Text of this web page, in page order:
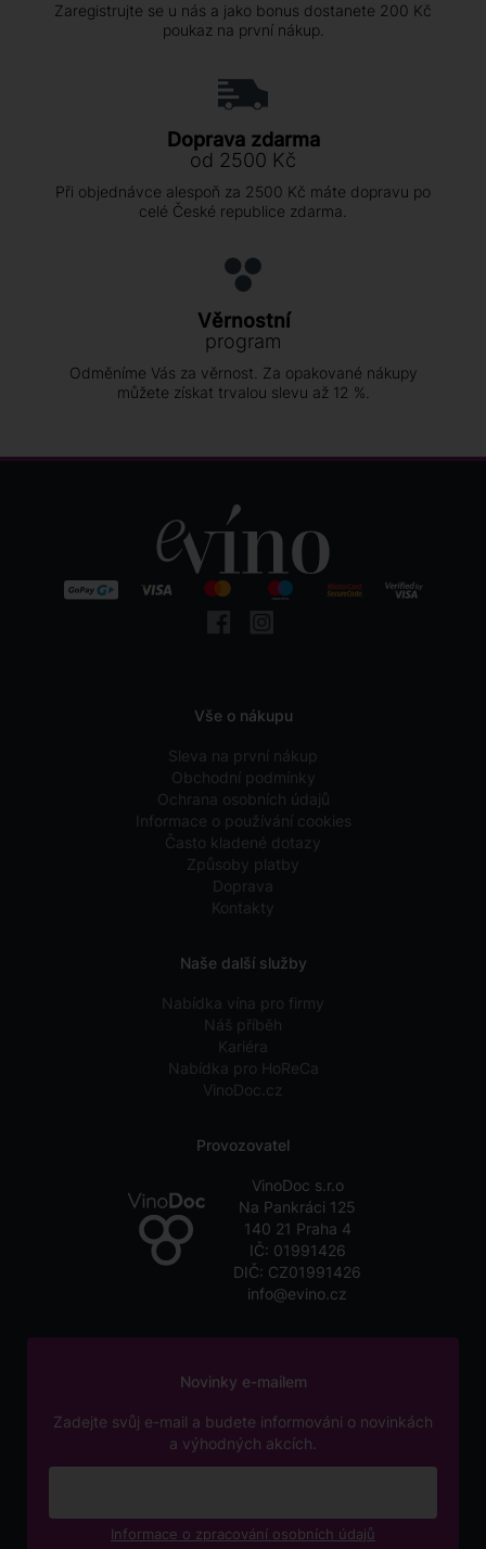
Zaregistrujte se u nás a jako bonus dostanete 200 Kč
poukaz na první nákup.
Doprava zdarma
od 2500 Kč
Při objednávce alespoň za 2500 Kč máte dopravu po
celé České republice zdarma.
Věrnostní
program
Odměníme Vás za věrnost. Za opakované nákupy
můžete získat trvalou slevu až 12 %.
Vše o nákupu
Sleva na první nákup
Obchodní podmínky
Ochrana osobních údajů
Informace o používání cookies
Často kladené dotazy
Způsoby platby
Doprava
Kontakty
Naše další služby
Nabídka vína pro firmy
Náš příběh
Kariéra
Nabídka pro HoReCa
VinoDoc.cz
Provozovatel
VinoDoc s.r.o
Na Pankráci 125
140 21 Praha 4
IČ: 01991426
DIČ: CZ01991426
info@evino.cz
Novinky e-mailem
Zadejte svůj e-mail a budete informováni o novinkách
a výhodných akcích.
Informace o zpracování osobních údajů